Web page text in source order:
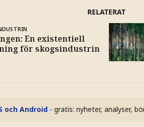
-1,3%
310
3,3%
665,7 2,8%
RELATERAT
En existentiell
för skogsindustrin
och Android - gratis: nyheter, analyser,